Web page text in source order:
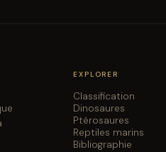
EXPLORER
Classification
Dinosaures
Ptérosaures
Reptiles marins
Bibliographie